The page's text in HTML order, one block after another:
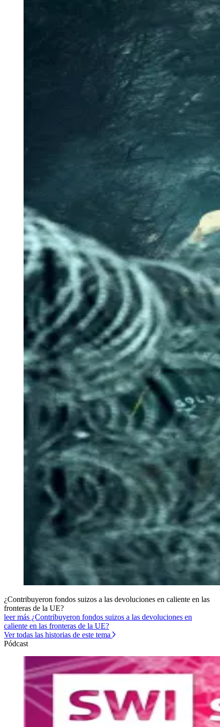
¿Contribuyeron fondos suizos a las devoluciones en caliente en las
fronteras de la UE?
leer más ¿Contribuyeron fondos suizos a las devoluciones en
caliente en las fronteras de la UE?
Ver todas las historias de este tema
Pódcast